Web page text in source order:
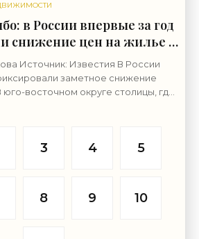
в России впервые за год
снижение цен на жилье -
Источник: Известия В России
заметное снижение
восточном округе столицы, где
3 4 5
8 9 10